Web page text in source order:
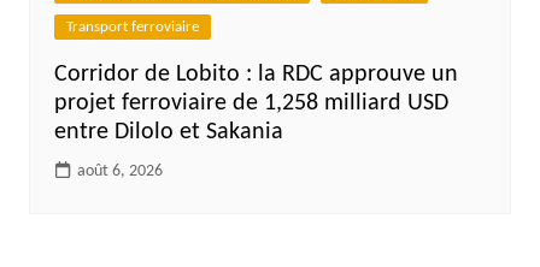
Transport ferroviaire
Corridor de Lobito : la RDC approuve un
projet ferroviaire de 1,258 milliard USD
entre Dilolo et Sakania
août 6, 2026